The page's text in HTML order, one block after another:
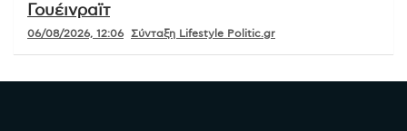
Γουέινραϊτ
06/08/2026, 12:06 Σύνταξη Lifestyle Politic.gr